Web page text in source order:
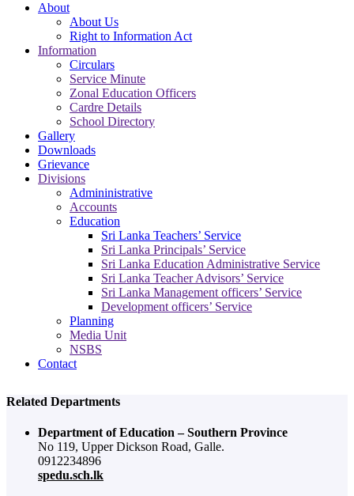
About
About Us
Right to Information Act
Information
Circulars
Service Minute
Zonal Education Officers
Cardre Details
School Directory
Gallery
Downloads
Grievance
Divisions
Admininistrative
Accounts
Education
Sri Lanka Teachers’ Service
Sri Lanka Principals’ Service
Sri Lanka Education Administrative Service
Sri Lanka Teacher Advisors’ Service
Sri Lanka Management officers’ Service
Development officers’ Service
Planning
Media Unit
NSBS
Contact
Related Departments
Department of Education – Southern Province
No 119, Upper Dickson Road, Galle.
0912234896
spedu.sch.lk